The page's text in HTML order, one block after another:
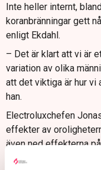
Inte heller internt,
koranbränningar gett
enligt Ekdahl.
– Det är klart att vi är
variation av olika
att det viktiga är hur vi
han.
Electroluxchefen
effekter av
även ned effekterna
Electrolux varumärke.